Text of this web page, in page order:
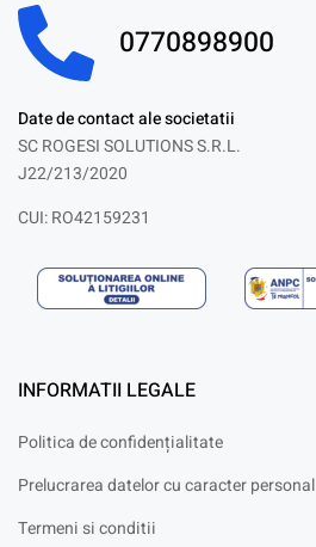
0770898900
Date de contact ale societatii
SC ROGESI SOLUTIONS S.R.L.
J22/213/2020
CUI: RO42159231
INFORMATII LEGALE
Politica de confidențialitate
Prelucrarea datelor cu caracter personal
Termeni si conditii